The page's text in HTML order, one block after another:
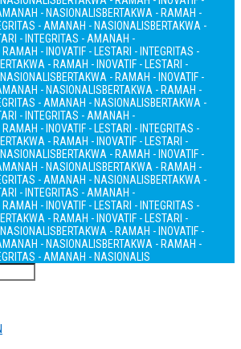
- NASIONALISBERTAKWA - RAMAH -
- AMANAH - NASIONALISBERTAKWA -
- INTEGRITAS - AMANAH -
RAMAH - INOVATIF - LESTARI - INTEGRITAS -
- RAMAH - INOVATIF - LESTARI -
BERTAKWA - RAMAH - INOVATIF -
- NASIONALISBERTAKWA - RAMAH -
- AMANAH - NASIONALISBERTAKWA -
- INTEGRITAS - AMANAH -
RAMAH - INOVATIF - LESTARI - INTEGRITAS -
- RAMAH - INOVATIF - LESTARI -
BERTAKWA - RAMAH - INOVATIF -
- NASIONALISBERTAKWA - RAMAH -
- AMANAH - NASIONALISBERTAKWA -
- INTEGRITAS - AMANAH -
RAMAH - INOVATIF - LESTARI - INTEGRITAS -
- RAMAH - INOVATIF - LESTARI -
BERTAKWA - RAMAH - INOVATIF -
- NASIONALISBERTAKWA - RAMAH -
- AMANAH - NASIONALIS